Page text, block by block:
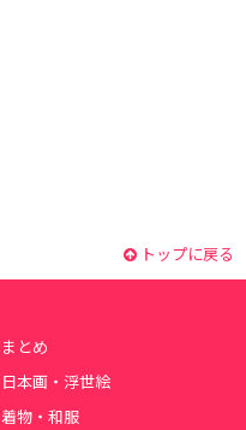
トップに戻る
まとめ
日本画・浮世絵
着物・和服